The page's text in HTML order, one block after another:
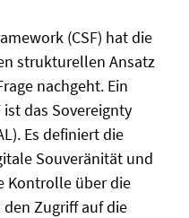
(CSF) hat die
strukturellen Ansatz
nachgeht. Ein
das Sovereignty
Es definiert die
Souveränität und
Kontrolle über die
Zugriff auf die